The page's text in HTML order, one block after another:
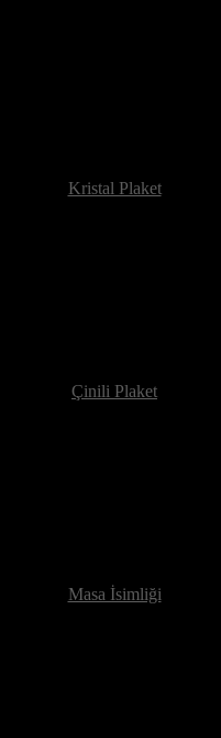
Kristal Plaket
Çinili Plaket
Masa İsimliği